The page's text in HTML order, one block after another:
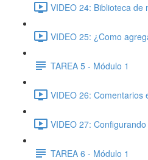
VIDEO 24: Biblioteca de
VIDEO 25: ¿Como
TAREA 5 - Módulo 1
VIDEO 26: Comentarios
VIDEO 27:
TAREA 6 - Módulo 1